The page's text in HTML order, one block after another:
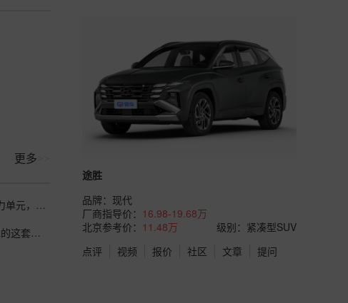
更多
现役Moto3组别赛车硬件参数 搭载250cc四冲程单缸动力单元，动力输出区间维
1.5T发动机即可输出200马力、253牛·米的动力，途胜L的这套动力系统在合资
途胜
品牌： 现代
厂商指导价： 16.98-19.68万
北京参考价： 11.48万
级别：紧凑型SUV
点评
视频 报价 社区 文章 提问